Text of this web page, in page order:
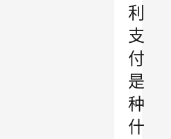
利
支
付
是
种
什